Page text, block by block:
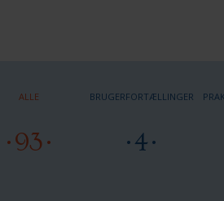
ALLE
93
BRUGERFORTÆLLINGER
4